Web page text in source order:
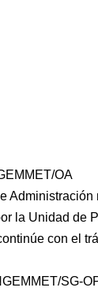
OA
la Unidad de
con el
SG-